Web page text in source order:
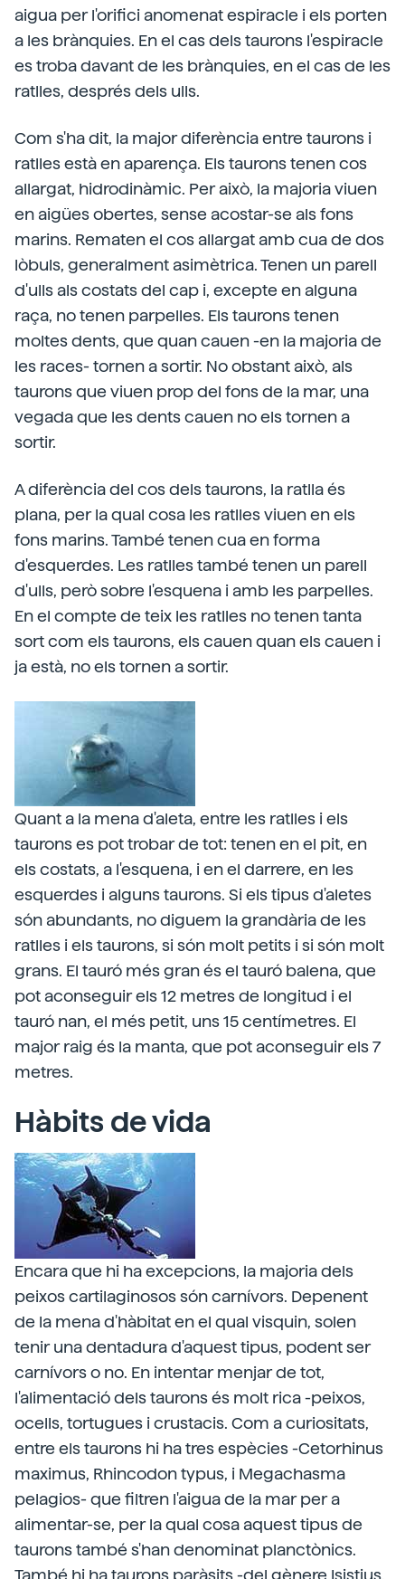
aigua per l'orifici anomenat espiracle i els porten
a les brànquies. En el cas dels taurons l'espiracle
es troba davant de les brànquies, en el cas de les
ratlles, després dels ulls.
Com s'ha dit, la major diferència entre taurons i
ratlles està en aparença. Els taurons tenen cos
allargat, hidrodinàmic. Per això, la majoria viuen
en aigües obertes, sense acostar-se als fons
marins. Rematen el cos allargat amb cua de dos
lòbuls, generalment asimètrica. Tenen un parell
d'ulls als costats del cap i, excepte en alguna
raça, no tenen parpelles. Els taurons tenen
moltes dents, que quan cauen -en la majoria de
les races- tornen a sortir. No obstant això, als
taurons que viuen prop del fons de la mar, una
vegada que les dents cauen no els tornen a
sortir.
A diferència del cos dels taurons, la ratlla és
plana, per la qual cosa les ratlles viuen en els
fons marins. També tenen cua en forma
d'esquerdes. Les ratlles també tenen un parell
d'ulls, però sobre l'esquena i amb les parpelles.
En el compte de teix les ratlles no tenen tanta
sort com els taurons, els cauen quan els cauen i
ja està, no els tornen a sortir.
Quant a la mena d'aleta, entre les ratlles i els
taurons es pot trobar de tot: tenen en el pit, en
els costats, a l'esquena, i en el darrere, en les
esquerdes i alguns taurons. Si els tipus d'aletes
són abundants, no diguem la grandària de les
ratlles i els taurons, si són molt petits i si són molt
grans. El tauró més gran és el tauró balena, que
pot aconseguir els 12 metres de longitud i el
tauró nan, el més petit, uns 15 centímetres. El
major raig és la manta, que pot aconseguir els 7
metres.
Hàbits de vida
Encara que hi ha excepcions, la majoria dels
peixos cartilaginosos són carnívors. Depenent
de la mena d'hàbitat en el qual visquin, solen
tenir una dentadura d'aquest tipus, podent ser
carnívors o no. En intentar menjar de tot,
l'alimentació dels taurons és molt rica -peixos,
ocells, tortugues i crustacis. Com a curiositats,
entre els taurons hi ha tres espècies -Cetorhinus
maximus, Rhincodon typus, i Megachasma
pelagios- que filtren l'aigua de la mar per a
alimentar-se, per la qual cosa aquest tipus de
taurons també s'han denominat planctònics.
També hi ha taurons paràsits -del gènere Isistius.